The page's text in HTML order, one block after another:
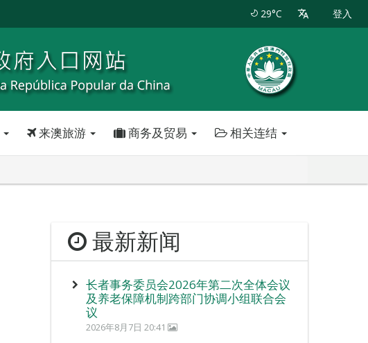
29°C 登入
来澳旅游 商务及贸易 相关连结
最新新闻
长者事务委员会2026年第二次全体会议
及养老保障机制跨部门协调小组联合会
议
2026年8月7日 20:41